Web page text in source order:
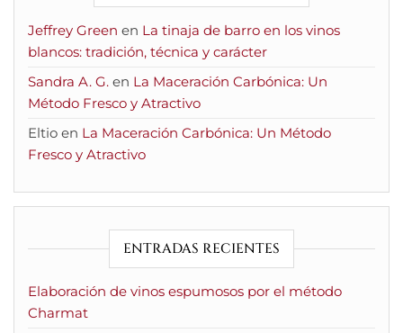
Jeffrey Green en La tinaja de barro en los vinos
blancos: tradición, técnica y carácter
Sandra A. G. en La Maceración Carbónica: Un
Método Fresco y Atractivo
Eltio en La Maceración Carbónica: Un Método
Fresco y Atractivo
ENTRADAS RECIENTES
Elaboración de vinos espumosos por el método
Charmat